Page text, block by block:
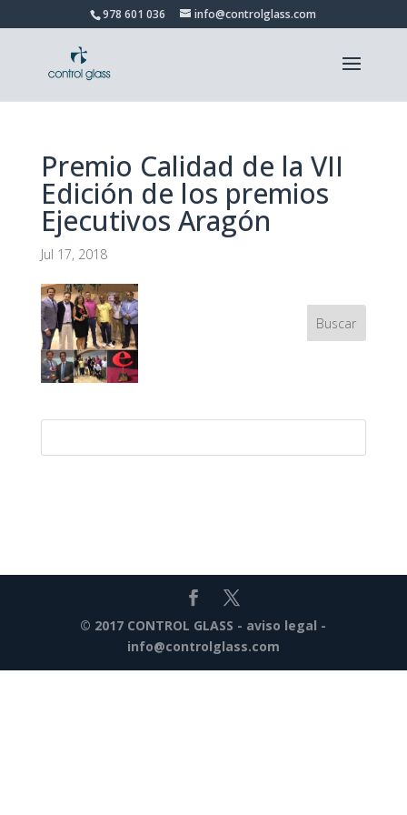
978 601 036 info@controlglass.com
Premio Calidad de la VII
Edición de los premios
Ejecutivos Aragón
Jul 17, 2018
© 2017 CONTROL GLASS - aviso legal -
info@controlglass.com